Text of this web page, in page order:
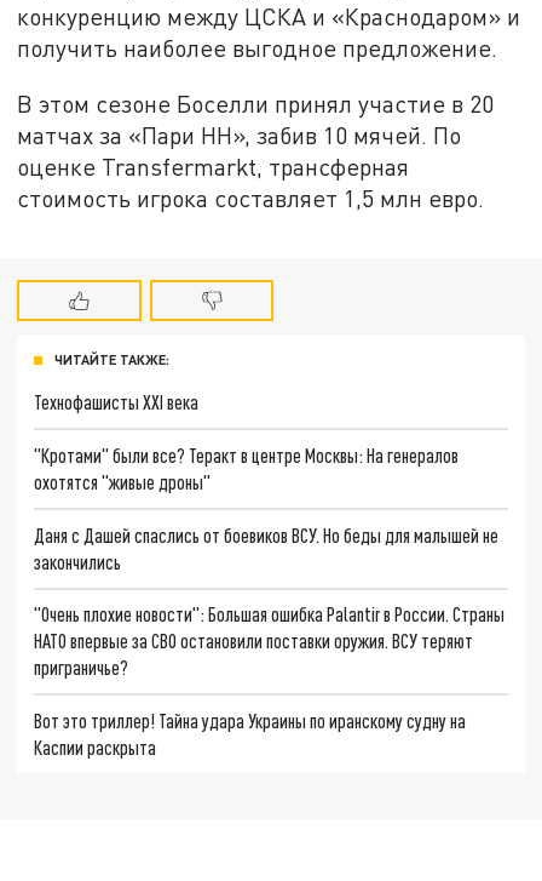
конкуренцию между ЦСКА и «Краснодаром» и
получить наиболее выгодное предложение.
В этом сезоне Боселли принял участие в 20
матчах за «Пари НН», забив 10 мячей. По
оценке Transfermarkt, трансферная
стоимость игрока составляет 1,5 млн евро.
ЧИТАЙТЕ ТАКЖЕ:
Технофашисты XXI века
"Кротами" были все? Теракт в центре Москвы: На генералов
охотятся "живые дроны"
Даня с Дашей спаслись от боевиков ВСУ. Но беды для малышей не
закончились
"Очень плохие новости": Большая ошибка Palantir в России. Страны
НАТО впервые за СВО остановили поставки оружия. ВСУ теряют
приграничье?
Вот это триллер! Тайна удара Украины по иранскому судну на
Каспии раскрыта